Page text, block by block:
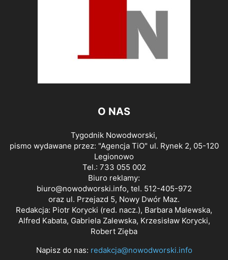
O NAS
Tygodnik Nowodworski,
pismo wydawane przez: "Agencja TiO" ul. Rynek 2, 05-120
Legionowo
Tel.: 733 055 002
Biuro reklamy:
biuro@nowodworski.info, tel. 512-405-972
oraz ul. Przejazd 5, Nowy Dwór Maz.
Redakcja: Piotr Korycki (red. nacz.), Barbara Malewska,
Alfred Kabata, Gabriela Zalewska, Krzesisław Korycki,
Robert Zięba
Napisz do nas: redakcja@nowodworski.info